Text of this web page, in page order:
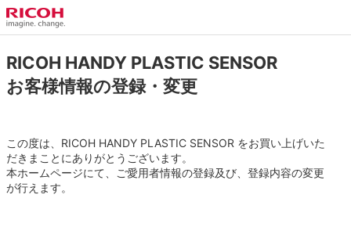
RICOH HANDY PLASTIC SENSOR
お客様情報の登録・変更
この度は、RICOH HANDY PLASTIC SENSOR をお買い上げいた
だきまことにありがとうございます。
本ホームページにて、ご愛用者情報の登録及び、登録内容の変更
が行えます。